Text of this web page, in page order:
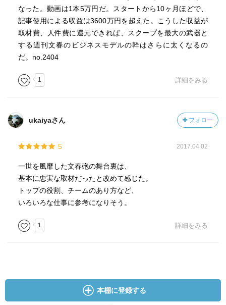
がえる。大切なルールは、「嘘をつかない。弱い者いじめ
をしない。仕事から逃げない。」そして、ネタに対してフ
ェア、人に対してもフェア、仕事に対してもフェアでない
といけない。
戦う｡週刊文春が正義の味方でもなく悪を裁く雑誌ではな
い。右も左もない。あるのは事実とファクトのみ｡敵とか味
いかということが全てだ。常に黒と白の複眼を持つ。白く
することを怠らないこと。
メなのか。大切なのは中身。どういうコンテンツならお金
を払ってもらえるか。そこをとことん突き詰めるべきだろ
う。見たい、読みたいと言う読者のニーズに即応できなけ
ればビジネスとして生き残れない。リーダーの決断におけ
る正当性と合理性｡スクープ主義と人をおもしろがれること
文春砲と言われるほどに、頻繁にスクープする。政局さ
えも変える力がある。週刊文春の編集長は何をこだわって
なった。動画は1本5万円だ。スタートから10ヶ月ほどで、
記事使用による収益は3600万円を超えた。こうした収益が
取材費、人件費に還元できれば、スクープを最大の武器と
する週刊文春のビジネスモデルの幹はさらに太くなるの
だ。no.2404
1 詳細をみる
ukaiyaさん フォロー
5 2017.04.02
一世を風靡した文春砲の舞台裏は、
基本に忠実な取材だったと改めて感じた。
トップの役割、チームのあり方など、
いろいろな仕事に参考になりそう。
1 詳細をみる
本棚に登録する